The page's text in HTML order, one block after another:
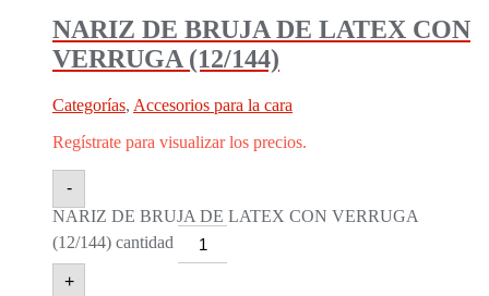
NARIZ DE BRUJA DE LATEX CON
VERRUGA (12/144)
Categorías, Accesorios para la cara
Regístrate para visualizar los precios.
-
NARIZ DE BRUJA DE LATEX CON VERRUGA
(12/144) cantidad
+